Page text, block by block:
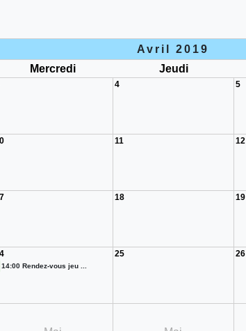
Avril 2019
Mercredi Jeudi
4 5
11 12
18 19
14:00 Rendez-vous jeu ...
25 26